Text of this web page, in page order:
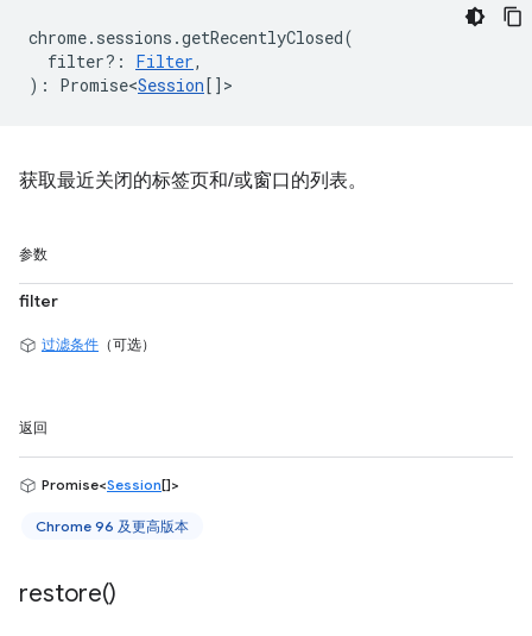
chrome. sessions .getRecentlyClosed(
filter? : Filter,
) : Promise<Session[] >
获取最近关闭的标签页和/或窗口的列表。
参数
filter
过滤条件 （可选）
返回
Promise<Session[]>
Chrome 96 及更高版本
restore()